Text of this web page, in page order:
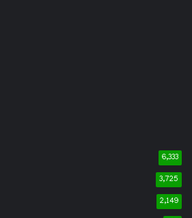
6,333
3,725
2,149